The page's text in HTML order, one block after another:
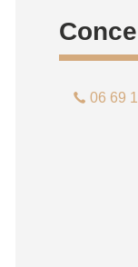
06 69